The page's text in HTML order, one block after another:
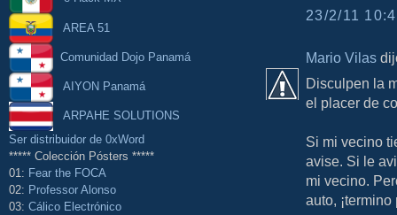
AREA 51
Comunidad Dojo Panamá
AIYON Panamá
ARPAHE SOLUTIONS
Ser distribuidor de 0xWord
***** Colección Pósters *****
01: Fear the FOCA
02: Professor Alonso
03: Cálico Electrónico
23/2/11
Mario Vilas
Disculpen la
el placer de
Si mi vecino
avise. Si le
mi vecino.
auto,